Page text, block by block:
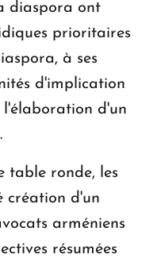
diaspora ont
prioritaires
à ses
d'implication
l'élaboration d'un
table ronde, les
création d'un
arméniens
résumées